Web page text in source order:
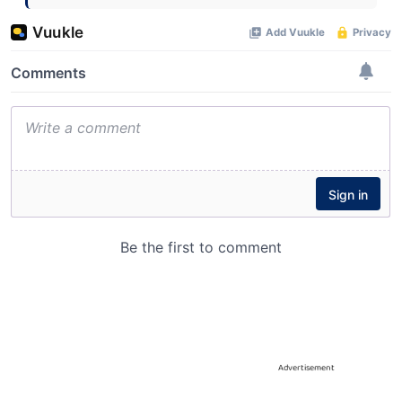
Advertisement